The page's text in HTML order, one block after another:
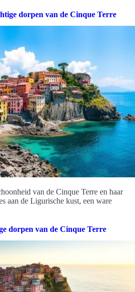
dorpen van de Cinque Terre
van de Cinque Terre en haar
aan de Ligurische kust, een ware
dorpen van de Cinque Terre